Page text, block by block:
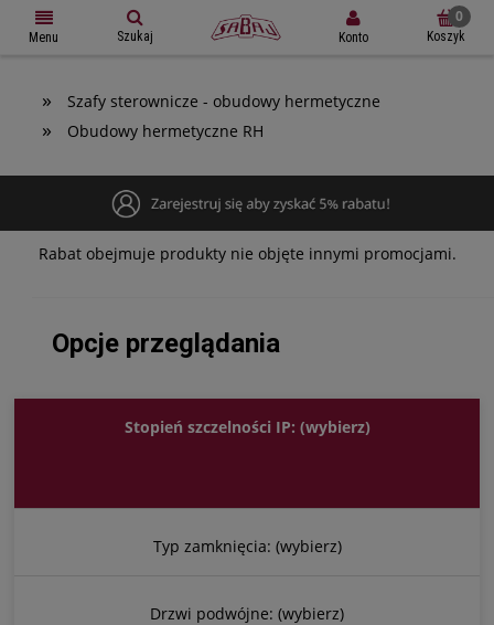
Menu Szukaj Konto Koszyk
» Szafy sterownicze - obudowy hermetyczne
» Obudowy hermetyczne RH
Rabat obejmuje produkty nie objęte innymi promocjami.
Opcje przeglądania
Stopień szczelności IP: (wybierz)
Typ zamknięcia: (wybierz)
Drzwi podwójne: (wybierz)